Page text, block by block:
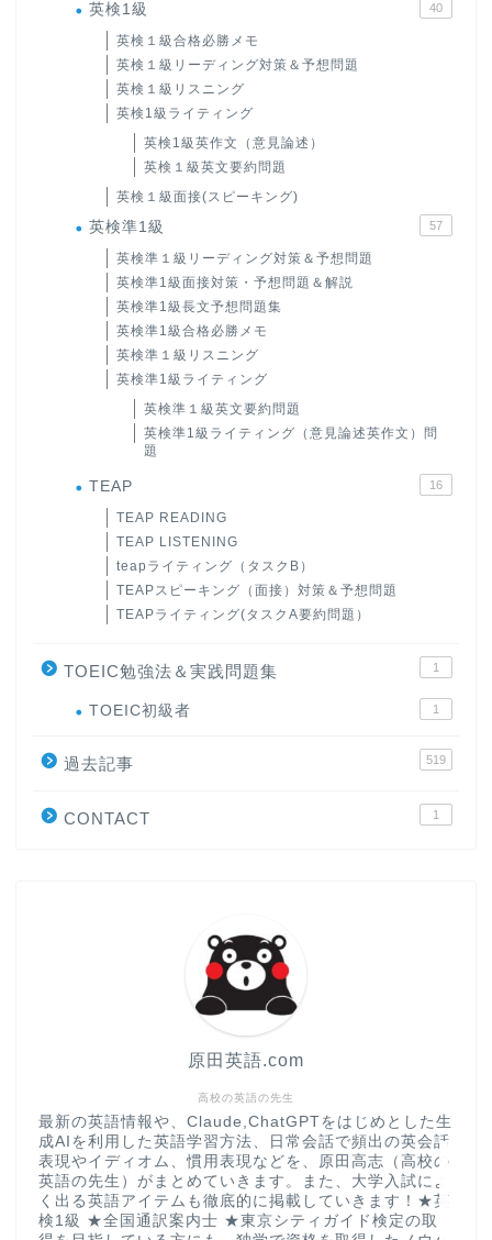
英検1級 40
英検１級合格必勝メモ
英検１級リーディング対策＆予想問題
英検１級リスニング
英検1級ライティング
英検1級英作文（意見論述）
英検１級英文要約問題
英検１級面接(スピーキング)
英検準1級 57
英検準１級リーディング対策＆予想問題
英検準1級面接対策・予想問題＆解説
英検準1級長文予想問題集
英検準1級合格必勝メモ
英検準１級リスニング
英検準1級ライティング
英検準１級英文要約問題
英検準1級ライティング（意見論述英作文）問
題
TEAP 16
TEAP READING
TEAP LISTENING
teapライティング（タスクB）
TEAPスピーキング（面接）対策＆予想問題
TEAPライティング(タスクA要約問題）
TOEIC勉強法＆実践問題集 1
TOEIC初級者 1
過去記事 519
CONTACT 1
高校の英語の先生
原田英語.com
最新の英語情報や、Claude,ChatGPTをはじめとした生
成AIを利用した英語学習方法、日常会話で頻出の英会話
表現やイディオム、慣用表現などを、原田高志（高校の
英語の先生）がまとめていきます。また、大学入試によ
く出る英語アイテムも徹底的に掲載していきます！★英
検1級 ★全国通訳案内士 ★東京シティガイド検定の取
大学入試英語対策講座
英語名言・格言・カッコい
い英語＆素敵な英文フレー
CONTACT